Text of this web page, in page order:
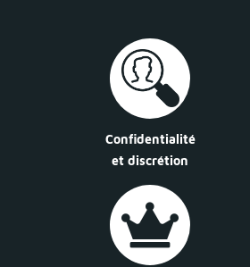
Confidentialité
et discrétion